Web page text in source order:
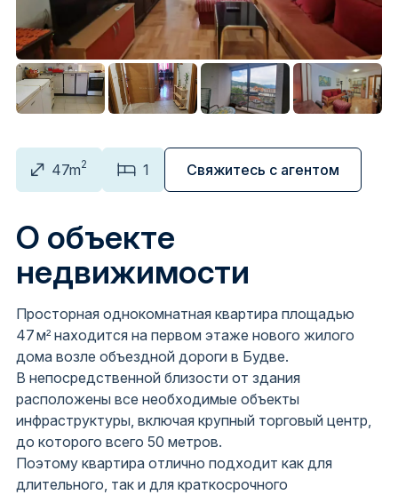
47m2 1 Свяжитесь с агентом
О объекте
недвижимости
Просторная однокомнатная квартира площадью
47 м² находится на первом этаже нового жилого
дома возле объездной дороги в Будве.
В непосредственной близости от здания
расположены все необходимые объекты
инфраструктуры, включая крупный торговый центр,
до которого всего 50 метров.
Поэтому квартира отлично подходит как для
длительного, так и для краткосрочного